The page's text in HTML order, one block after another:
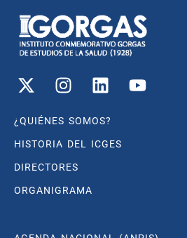
¿QUIÉNES SOMOS?
HISTORIA DEL ICGES
DIRECTORES
ORGANIGRAMA